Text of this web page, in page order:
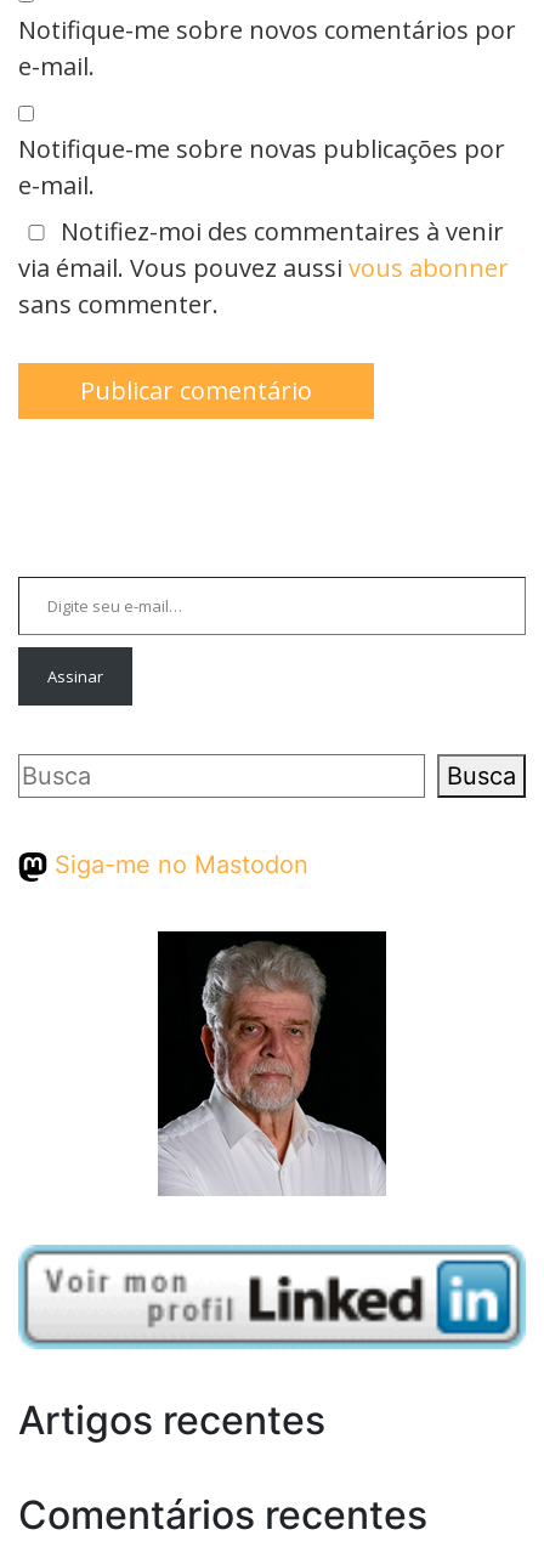
Notifique-me sobre novos comentários por
e-mail.
Notifique-me sobre novas publicações por
e-mail.
Notifiez-moi des commentaires à venir
via émail. Vous pouvez aussi vous abonner
sans commenter.
Digite seu e-mail…
Assinar
Pesquisar Busca
Siga-me no Mastodon
Artigos recentes
Comentários recentes